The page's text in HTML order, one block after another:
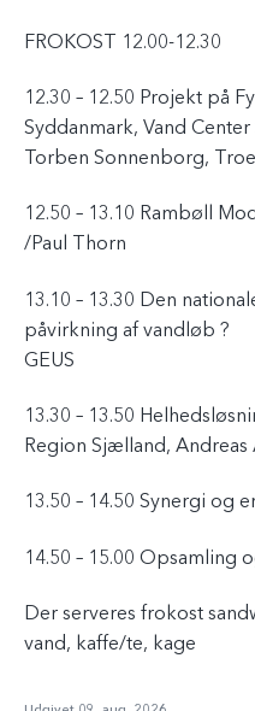
FROKOST 12.00-12.30
12.30 – 12.50 Projekt på
Syddanmark, Vand Center
Torben Sonnenborg,
12.50 – 13.10 Rambøll
/Paul Thorn
13.10 – 13.30 Den
påvirkning af vandløb ?
GEUS
13.30 – 13.50
Region Sjælland, Andreas
13.50 – 14.50 Synergi og
14.50 – 15.00 Opsamling
Der serveres frokost
vand, kaffe/te, kage